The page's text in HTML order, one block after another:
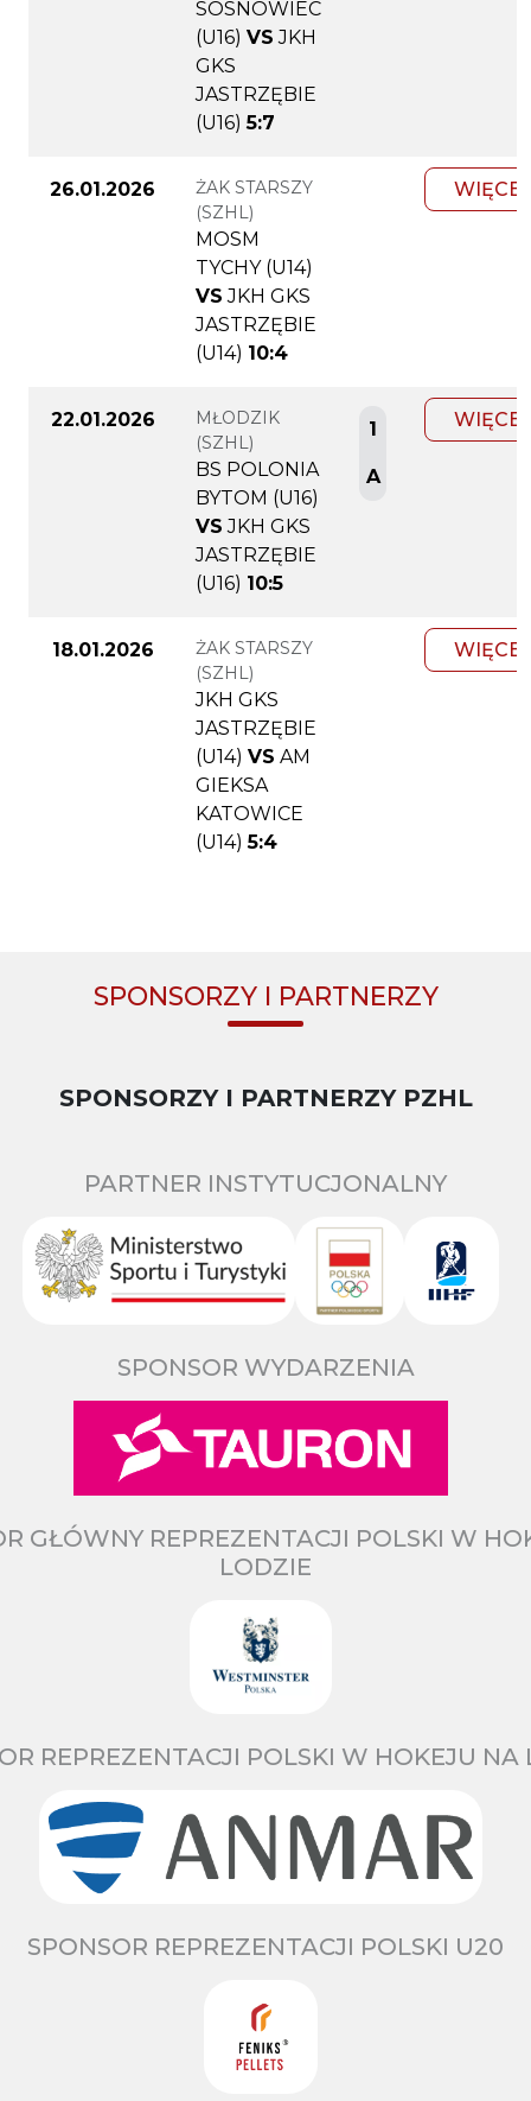
SOSNOWIEC
(U16) VS JKH
GKS
JASTRZĘBIE
(U16) 5:7
26.01.2026
ŻAK STARSZY
(SZHL)
MOSM
TYCHY (U14)
VS JKH GKS
JASTRZĘBIE
(U14) 10:4
WIĘCEJ
22.01.2026
MŁODZIK
(SZHL)
BS POLONIA
BYTOM (U16)
VS JKH GKS
JASTRZĘBIE
(U16) 10:5
1
A
WIĘCEJ
18.01.2026
ŻAK STARSZY
(SZHL)
JKH GKS
JASTRZĘBIE
(U14) VS AM
GIEKSA
KATOWICE
(U14) 5:4
WIĘCEJ
SPONSORZY I PARTNERZY
SPONSORZY I PARTNERZY PZHL
PARTNER INSTYTUCJONALNY
SPONSOR WYDARZENIA
GŁÓWNY REPREZENTACJI POLSKI W
LODZIE
REPREZENTACJI POLSKI W HOKEJU NA
SPONSOR REPREZENTACJI POLSKI U20